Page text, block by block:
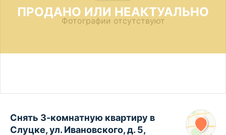
ПРОДАНО ИЛИ НЕАКТУАЛЬНО
Фотографии отсутствуют
Снять 3-комнатную квартиру в
Слуцке, ул. Ивановского, д. 5,